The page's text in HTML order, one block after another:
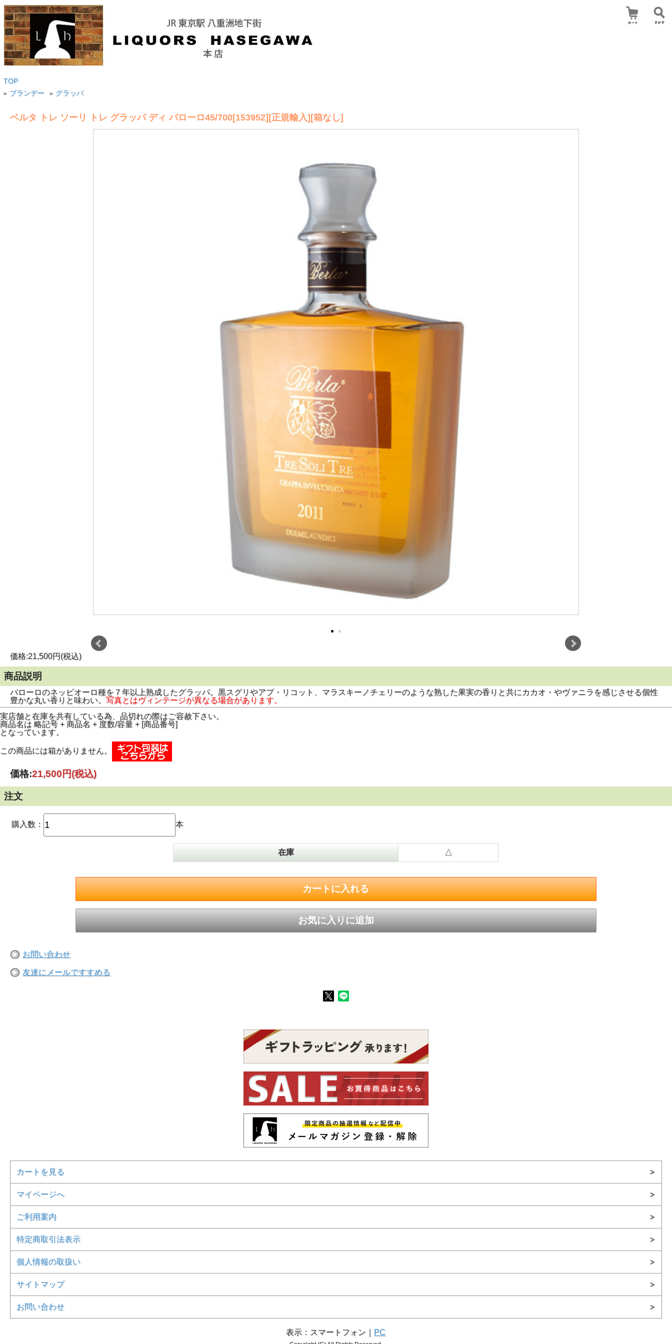
TOP
> ブランデー > グラッパ
ベルタ トレ ソーリ トレ グラッパ ディ バローロ45/700[153952][正規輸入][箱なし]
価格:21,500円(税込)
商品説明
バローロのネッビオーロ種を７年以上熟成したグラッパ。黒スグリやアプ・リコット、マラスキーノチェリーのような熟した果実の香りと共にカカオ・やヴァニラを感じさせる個性
豊かな丸い香りと味わい。写真とはヴィンテージが異なる場合があります。
実店舗と在庫を共有している為、品切れの際はご容赦下さい。
商品名は 略記号 + 商品名 + 度数/容量 + [商品番号]
となっています。
この商品には箱がありません。
価格:21,500円(税込)
注文
購入数： 本
在庫 △
お問い合わせ
友達にメールですすめる
カートを見る
マイページへ
ご利用案内
特定商取引法表示
個人情報の取扱い
サイトマップ
お問い合わせ
表示：スマートフォン｜ PC